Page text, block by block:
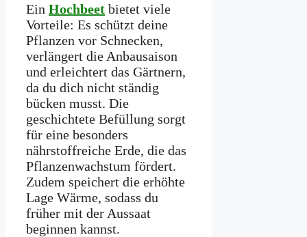
Ein Hochbeet bietet viele
Vorteile: Es schützt deine
Pflanzen vor Schnecken,
verlängert die Anbausaison
und erleichtert das Gärtnern,
da du dich nicht ständig
bücken musst. Die
geschichtete Befüllung sorgt
für eine besonders
nährstoffreiche Erde, die das
Pflanzenwachstum fördert.
Zudem speichert die erhöhte
Lage Wärme, sodass du
früher mit der Aussaat
beginnen kannst.